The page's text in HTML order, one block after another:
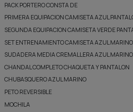
PACK PORTERO CONSTA DE
PRIMERA EQUIPACION CAMISETA AZUL
SEGUNDA EQUIPACION CAMISETA VERDE
SET ENTRENAMIENTO CAMISETA AZUL
SUDADERA MEDIA CREMALLERA AZUL MARINO
CHANDAL COMPLETO CHAQUETA Y PANTALON
CHUBASQUERO AZUL MARINO
PETO REVERSIBLE
MOCHILA